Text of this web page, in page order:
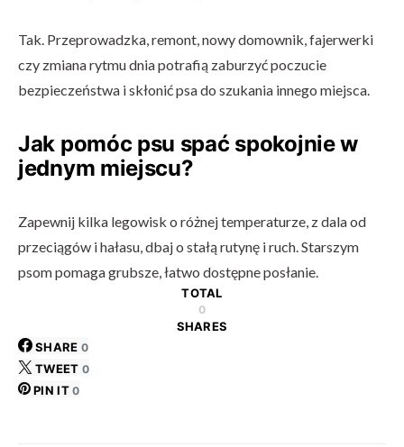
Tak. Przeprowadzka, remont, nowy domownik, fajerwerki
czy zmiana rytmu dnia potrafią zaburzyć poczucie
bezpieczeństwa i skłonić psa do szukania innego miejsca.
Jak pomóc psu spać spokojnie w
jednym miejscu?
Zapewnij kilka legowisk o różnej temperaturze, z dala od
przeciągów i hałasu, dbaj o stałą rutynę i ruch. Starszym
psom pomaga grubsze, łatwo dostępne posłanie.
TOTAL
0
SHARES
SHARE 0
TWEET 0
PIN IT 0